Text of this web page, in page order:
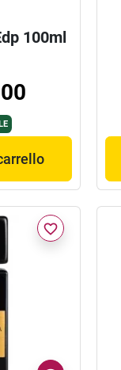
100ml
favorite_border